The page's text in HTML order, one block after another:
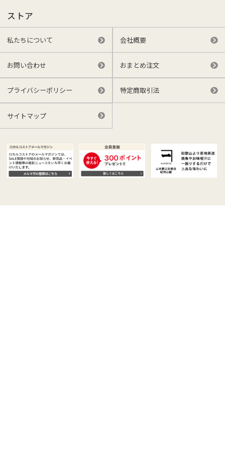
ストア
私たちについて 会社概要
お問い合わせ おまとめ注文
プライバシーポリシー 特定商取引法
サイトマップ